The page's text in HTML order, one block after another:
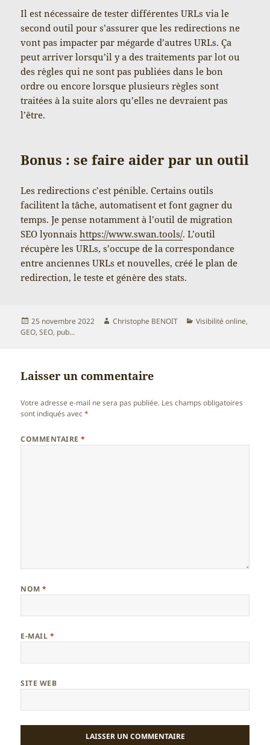
Il est nécessaire de tester différentes URLs via le
second outil pour s’assurer que les redirections ne
vont pas impacter par mégarde d’autres URLs. Ça
peut arriver lorsqu’il y a des traitements par lot ou
des règles qui ne sont pas publiées dans le bon
ordre ou encore lorsque plusieurs règles sont
traitées à la suite alors qu’elles ne devraient pas
l’être.
Bonus : se faire aider par un outil
Les redirections c’est pénible. Certains outils
facilitent la tâche, automatisent et font gagner du
temps. Je pense notamment à l’outil de migration
SEO lyonnaishttps://www.swan.tools/. L’outil
récupère les URLs, s’occupe de la correspondance
entre anciennes URLs et nouvelles, créé le plan de
redirection, le teste et génère des stats.
Publié
le
25 novembre 2022 Auteur
Christophe BENOIT Catégories
Visibilité online,
GEO, SEO, pub...
Laisser un commentaire
Votre adresse e-mail ne sera pas publiée. Les champs obligatoires
sont indiqués avec*
COMMENTAIRE*
NOM*
E-MAIL *
SITE WEB